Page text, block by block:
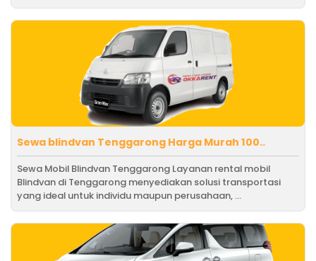
Sewa blindvan Tenggarong Harga Murah 100..
Sewa Mobil Blindvan Tenggarong Layanan rental mobil
Blindvan di Tenggarong menyediakan solusi transportasi
yang ideal untuk individu maupun perusahaan, ...